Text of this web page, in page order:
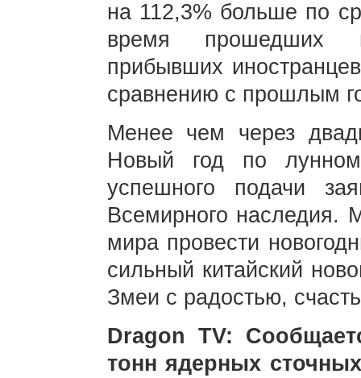
на 112,3% больше по
время прошедших
прибывших
сравнению с прошлым
Менее чем через
Новый год по
успешного подачи
Всемирного наследия.
мира провести
сильный китайский
Змеи с радостью,
Dragon TV:
тонн ядерных